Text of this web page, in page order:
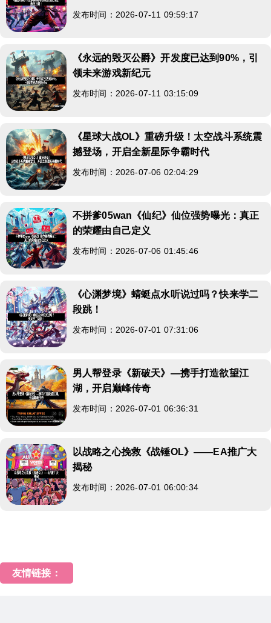
发布时间：2026-07-11 09:59:17
《永远的毁灭公爵》开发度已达到90%，引
领未来游戏新纪元
发布时间：2026-07-11 03:15:09
《星球大战OL》重磅升级！太空战斗系统震
撼登场，开启全新星际争霸时代
发布时间：2026-07-06 02:04:29
不拼爹05wan《仙纪》仙位强势曝光：真正
的荣耀由自己定义
发布时间：2026-07-06 01:45:46
《心渊梦境》蜻蜓点水听说过吗？快来学二
段跳！
发布时间：2026-07-01 07:31:06
男人帮登录《新破天》—携手打造欲望江
湖，开启巅峰传奇
发布时间：2026-07-01 06:36:31
以战略之心挽救《战锤OL》——EA推广大
揭秘
发布时间：2026-07-01 06:00:34
友情链接：